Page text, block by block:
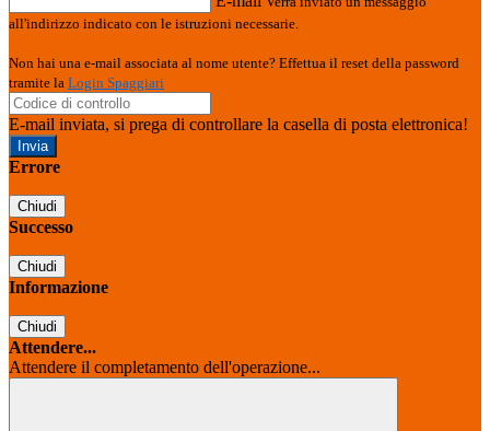
all'indirizzo indicato con le istruzioni necessarie.
Non hai una e-mail associata al nome utente? Effettua il reset della password
tramite la Login Spaggiari
E-mail inviata, si prega di controllare la casella di posta elettronica!
Errore
Chiudi
Successo
Chiudi
Informazione
Chiudi
Attendere...
Attendere il completamento dell'operazione...